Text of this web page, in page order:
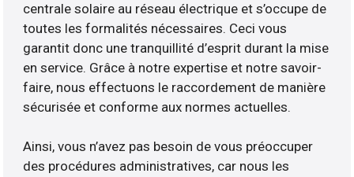
centrale solaire au réseau électrique et s’occupe de
toutes les formalités nécessaires. Ceci vous
garantit donc une tranquillité d’esprit durant la mise
en service. Grâce à notre expertise et notre savoir-
faire, nous effectuons le raccordement de manière
sécurisée et conforme aux normes actuelles.
Ainsi, vous n’avez pas besoin de vous préoccuper
des procédures administratives, car nous les